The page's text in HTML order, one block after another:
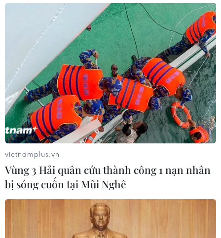
Hàn Quốc nối lại đường bay
Incheon-TP Hồ Chí Minh
07/08/2026 04:28
Mở ra giai đoạn triển khai thực chất
quan hệ giữa Việt Nam và Australia
07/08/2026 01:27
Ấn Độ thử thành công tên lửa đạn
đạo Agni-4, tầm bắn 4.000 km
Hàn Quốc tái khẳng định mục tiêu
chung sống hòa bình với Triều Tiên
vietnamplus.vn
Vùng 3 Hải quân cứu thành công 1 nạn nhân
bị sóng cuốn tại Mũi Nghê